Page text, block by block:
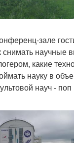
зале
снимать научные
какие
науку в
науч -